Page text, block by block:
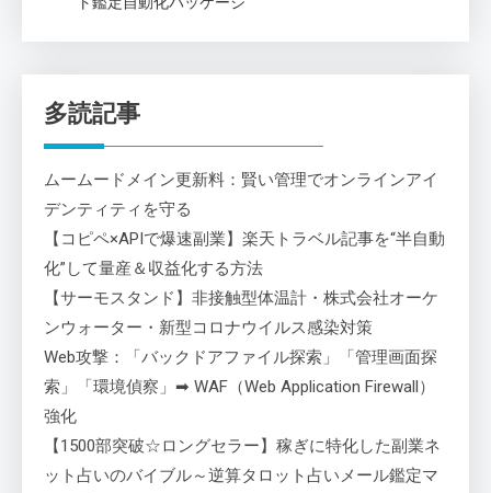
多読記事
ムームードメイン更新料：賢い管理でオンラインアイ
デンティティを守る
【コピペ×APIで爆速副業】楽天トラベル記事を“半自動
化”して量産＆収益化する方法
【サーモスタンド】非接触型体温計・株式会社オーケ
ンウォーター・新型コロナウイルス感染対策
Web攻撃：「バックドアファイル探索」「管理画面探
索」「環境偵察」➡ WAF（Web Application Firewall）
強化
【1500部突破☆ロングセラー】稼ぎに特化した副業ネ
ット占いのバイブル～逆算タロット占いメール鑑定マ